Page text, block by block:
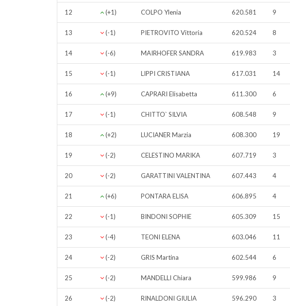
12 (+1) COLPO Ylenia 620.581 9
13 (-1) PIETROVITO Vittoria 620.524 8
14 (-6) MAIRHOFER SANDRA 619.983 3
15 (-1) LIPPI CRISTIANA 617.031 14
16 (+9) CAPRARI Elisabetta 611.300 6
17 (-1) CHITTO` SILVIA 608.548 9
18 (+2) LUCIANER Marzia 608.300 19
19 (-2) CELESTINO MARIKA 607.719 3
20 (-2) GARATTINI VALENTINA 607.443 4
21 (+6) PONTARA ELISA 606.895 4
22 (-1) BINDONI SOPHIE 605.309 15
23 (-4) TEONI ELENA 603.046 11
24 (-2) GRIS Martina 602.544 6
25 (-2) MANDELLI Chiara 599.986 9
26 (-2) RINALDONI GIULIA 596.290 3